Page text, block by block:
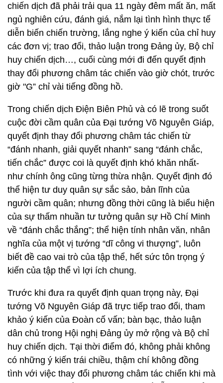
chiến dịch đã phải trải qua 11 ngày đêm mất ăn, mất
ngủ nghiên cứu, đánh giá, nắm lại tình hình thực tế
diễn biến chiến trường, lắng nghe ý kiến của chỉ huy
các đơn vị; trao đổi, thảo luận trong Đảng ủy, Bộ chỉ
huy chiến dịch…, cuối cùng mới đi đến quyết định
thay đổi phương châm tác chiến vào giờ chót, trước
giờ "G” chỉ vài tiếng đồng hồ.
Trong chiến dịch Điện Biên Phủ và có lẽ trong suốt
cuộc đời cầm quân của Đại tướng Võ Nguyên Giáp,
quyết định thay đổi phương châm tác chiến từ
“đánh nhanh, giải quyết nhanh” sang “đánh chắc,
tiến chắc” được coi là quyết định khó khăn nhất-
như chính ông cũng từng thừa nhận. Quyết định đó
thể hiện tư duy quân sự sắc sảo, bản lĩnh của
người cầm quân; nhưng đồng thời cũng là biểu hiện
của sự thấm nhuần tư tưởng quân sự Hồ Chí Minh
về “đánh chắc thắng”; thể hiện tính nhân văn, nhân
nghĩa của một vị tướng “dĩ công vi thượng”, luôn
biết đề cao vai trò của tập thể, hết sức tôn trọng ý
kiến của tập thể vì lợi ích chung.
Trước khi đưa ra quyết định quan trọng này, Đại
tướng Võ Nguyên Giáp đã trực tiếp trao đổi, tham
khảo ý kiến của Đoàn cố vấn; bàn bạc, thảo luận
dân chủ trong Hội nghị Đảng ủy mở rộng và Bộ chỉ
huy chiến dịch. Tại thời điểm đó, không phải không
có những ý kiến trái chiều, thậm chí không đồng
tình với việc thay đổi phương châm tác chiến khi mà